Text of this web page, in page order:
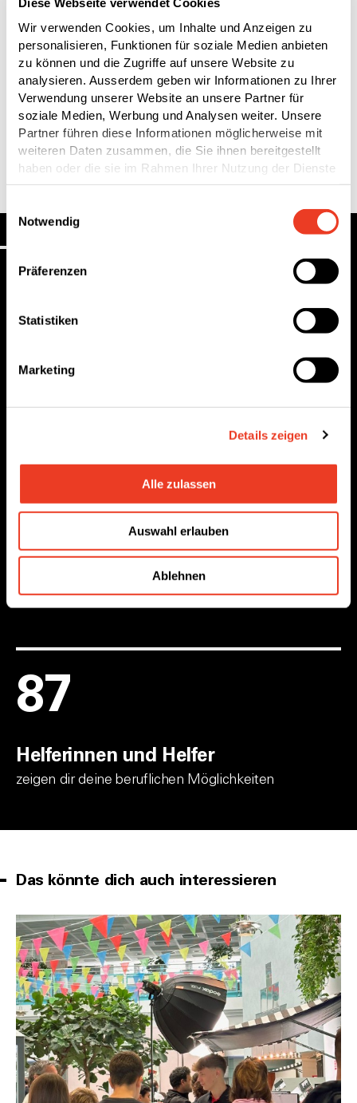
Wir verwenden Cookies, um Inhalte und Anzeigen zu
personalisieren, Funktionen für soziale Medien anbieten
zu können und die Zugriffe auf unsere Website zu
analysieren. Ausserdem geben wir Informationen zu Ihrer
Verwendung unserer Website an unsere Partner für
soziale Medien, Werbung und Analysen weiter. Unsere
Partner führen diese Informationen möglicherweise mit
weiteren Daten zusammen, die Sie ihnen bereitgestellt
haben oder die sie im Rahmen Ihrer Nutzung der Dienste
gesammelt haben.
Notwendig
Präferenzen
Statistiken
Marketing
Details zeigen
Alle zulassen
Auswahl erlauben
Ablehnen
Du willst etwas bewirken?
Werde aktiv und starte durch!
Buche hier einen Termin für eineSchnupperlehre
Hast du für den Sommer 2026 noch keine
Lehrstelle? Dann bewirb dich jetzt hierOffene
Lehrstellen 2026
!
12
1
unterstützt dich während und nach der Lehre
90
Helferinnen und Helfer
zeigen dir deine beruflichen Möglichkeiten
Das könnte dich auch interessieren